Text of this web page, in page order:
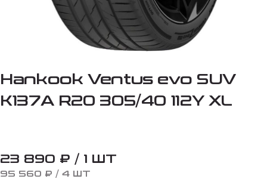
Hankook Ventus evo SUV
K137A R20 305/40 112Y XL
23 890 ₽ / 1 ШТ
95 560 ₽ / 4 ШТ